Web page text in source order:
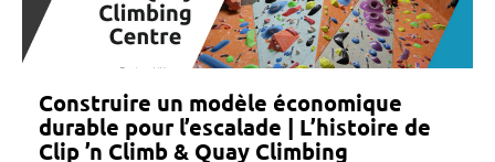
Construire un modèle économique
durable pour l’escalade | L’histoire de
Clip ’n Climb & Quay Climbing